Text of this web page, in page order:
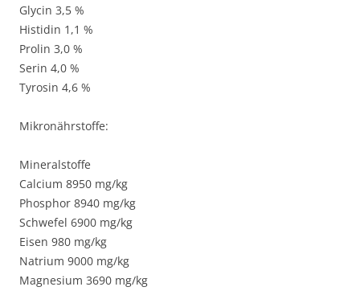
Glycin 3,5 %
Histidin 1,1 %
Prolin 3,0 %
Serin 4,0 %
Tyrosin 4,6 %
Mikronährstoffe:
Mineralstoffe
Calcium 8950 mg/kg
Phosphor 8940 mg/kg
Schwefel 6900 mg/kg
Eisen 980 mg/kg
Natrium 9000 mg/kg
Magnesium 3690 mg/kg